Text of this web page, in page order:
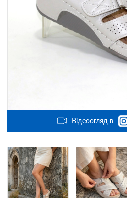
Відеоогляд в